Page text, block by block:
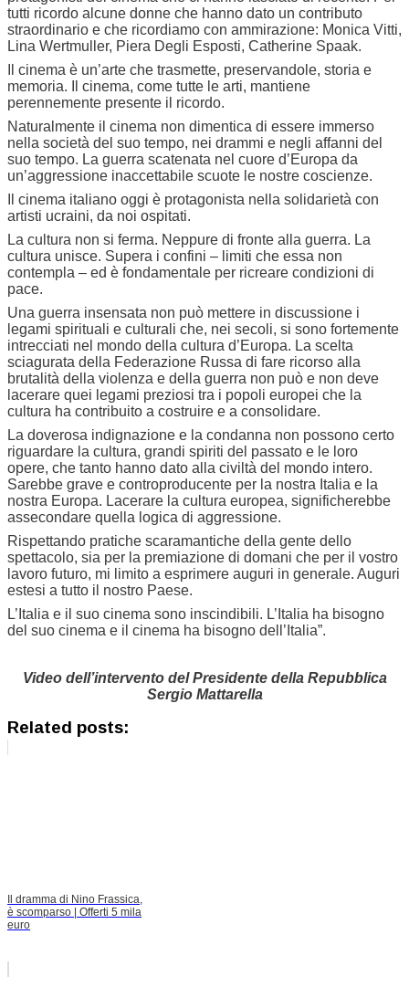
tutti ricordo alcune donne che hanno dato un contributo
straordinario e che ricordiamo con ammirazione: Monica Vitti,
Lina Wertmuller, Piera Degli Esposti, Catherine Spaak.
Il cinema è un’arte che trasmette, preservandole, storia e
memoria. Il cinema, come tutte le arti, mantiene
perennemente presente il ricordo.
Naturalmente il cinema non dimentica di essere immerso
nella società del suo tempo, nei drammi e negli affanni del
suo tempo. La guerra scatenata nel cuore d’Europa da
un’aggressione inaccettabile scuote le nostre coscienze.
Il cinema italiano oggi è protagonista nella solidarietà con
artisti ucraini, da noi ospitati.
La cultura non si ferma. Neppure di fronte alla guerra. La
cultura unisce. Supera i confini – limiti che essa non
contempla – ed è fondamentale per ricreare condizioni di
pace.
Una guerra insensata non può mettere in discussione i
legami spirituali e culturali che, nei secoli, si sono fortemente
intrecciati nel mondo della cultura d’Europa. La scelta
sciagurata della Federazione Russa di fare ricorso alla
brutalità della violenza e della guerra non può e non deve
lacerare quei legami preziosi tra i popoli europei che la
cultura ha contribuito a costruire e a consolidare.
La doverosa indignazione e la condanna non possono certo
riguardare la cultura, grandi spiriti del passato e le loro
opere, che tanto hanno dato alla civiltà del mondo intero.
Sarebbe grave e controproducente per la nostra Italia e la
nostra Europa. Lacerare la cultura europea, significherebbe
assecondare quella logica di aggressione.
Rispettando pratiche scaramantiche della gente dello
spettacolo, sia per la premiazione di domani che per il vostro
lavoro futuro, mi limito a esprimere auguri in generale. Auguri
estesi a tutto il nostro Paese.
L’Italia e il suo cinema sono inscindibili. L’Italia ha bisogno
del suo cinema e il cinema ha bisogno dell’Italia”.
Video dell’intervento del Presidente della Repubblica
Sergio Mattarella
Related posts:
Il dramma di Nino Frassica,
è scomparso | Offerti 5 mila
euro